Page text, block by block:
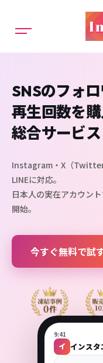
SNSのフォ
再生回数を
総合サービス
Instagram・X（
LINEに対応。
日本人の実在アカウン
開始。
今すぐ無料で試
9:41
イ
インスタ